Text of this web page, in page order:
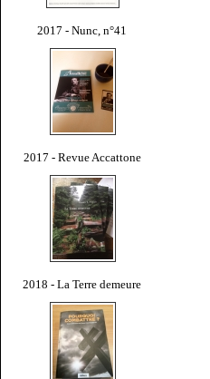
2017 - Nunc, n°41
2017 - Revue Accattone
2018 - La Terre demeure